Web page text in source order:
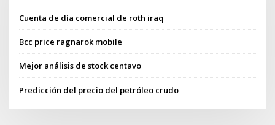
Cuenta de día comercial de roth iraq
Bcc price ragnarok mobile
Mejor análisis de stock centavo
Predicción del precio del petróleo crudo